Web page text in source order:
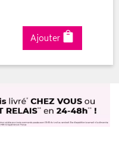
Ajouter